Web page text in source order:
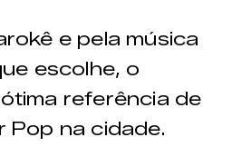
e pela música
escolhe, o
referência de
Pop na cidade.